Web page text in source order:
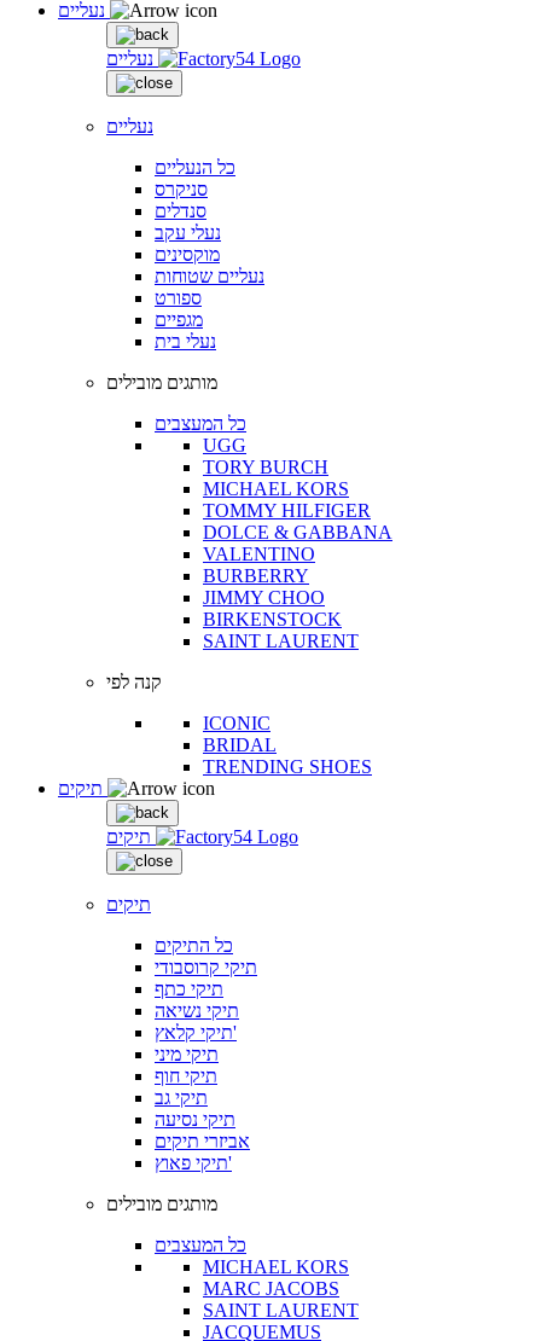
נעליים
נעליים
כל הנעליים
סניקרס
סנדלים
נעלי עקב
מוקסינים
נעליים שטוחות
ספורט
מגפיים
נעלי בית
מותגים מובילים
כל המעצבים
UGG
TORY BURCH
MICHAEL KORS
TOMMY HILFIGER
DOLCE & GABBANA
VALENTINO
BURBERRY
JIMMY CHOO
BIRKENSTOCK
SAINT LAURENT
קנה לפי
ICONIC
BRIDAL
TRENDING SHOES
תיקים
תיקים
כל התיקים
תיקי קרוסבודי
תיקי כתף
תיקי נשיאה
תיקי קלאץ'
תיקי מיני
תיקי חוף
תיקי גב
תיקי נסיעה
אביזרי תיקים
תיקי פאוץ'
מותגים מובילים
כל המעצבים
MICHAEL KORS
MARC JACOBS
SAINT LAURENT
JACQUEMUS